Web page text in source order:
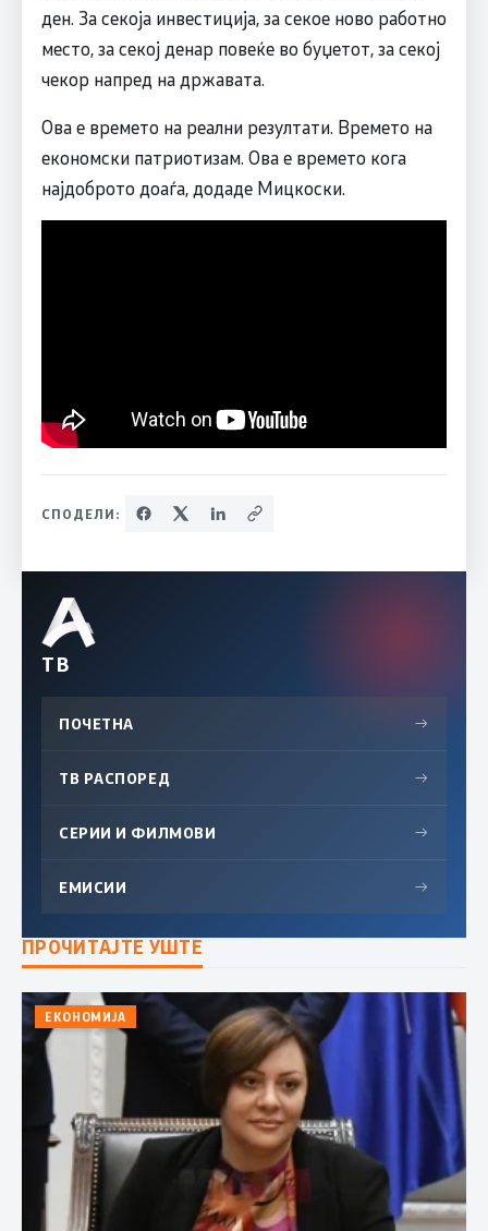
ден. За секоја инвестиција, за секое ново работно
место, за секој денар повеќе во буџетот, за секој
чекор напред на државата.
Ова е времето на реални резултати. Времето на
економски патриотизам. Ова е времето кога
наjдоброто доаѓа, додаде Мицкоски.
СПОДЕЛИ:
ТВ
ПОЧЕТНА →
ТВ РАСПОРЕД →
СЕРИИ И ФИЛМОВИ →
ЕМИСИИ →
ПРОЧИТАЈТЕ УШТЕ
ЕКОНОМИЈА